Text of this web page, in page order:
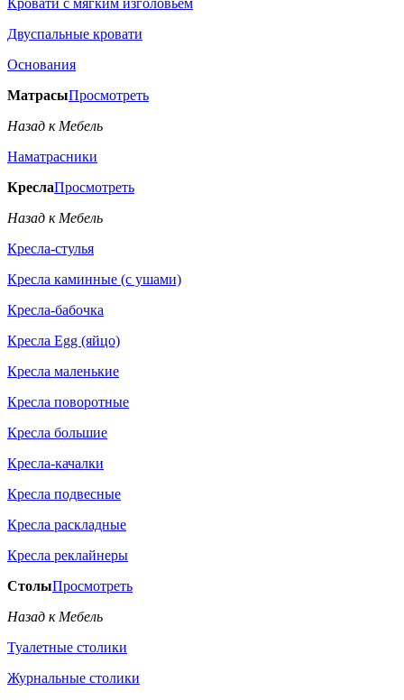
Кровати с мягким изголовьем
Двуспальные кровати
Основания
МатрасыПросмотреть
Назад к Мебель
Наматрасники
КреслаПросмотреть
Назад к Мебель
Кресла-стулья
Кресла каминные (с ушами)
Кресла-бабочка
Кресла Egg (яйцо)
Кресла маленькие
Кресла поворотные
Кресла большие
Кресла-качалки
Кресла подвесные
Кресла раскладные
Кресла реклайнеры
СтолыПросмотреть
Назад к Мебель
Туалетные столики
Журнальные столики